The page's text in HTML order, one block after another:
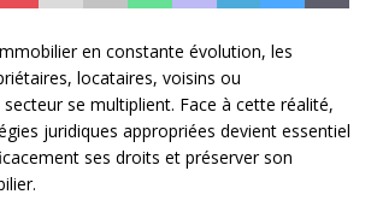
en constante évolution, les
locataires, voisins ou
se multiplient. Face à cette réalité,
juridiques appropriées devient essentiel
ses droits et préserver son